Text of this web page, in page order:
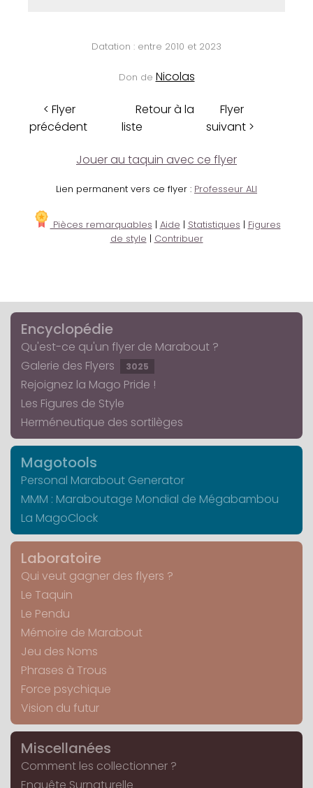
Datation : entre 2010 et 2023
Don de Nicolas
< Flyer
précédent
Retour à la
liste
Flyer
suivant >
Jouer au taquin avec ce flyer
Lien permanent vers ce flyer : Professeur ALI
Pièces remarquables | Aide | Statistiques | Figures
de style | Contribuer
Encyclopédie
Qu'est-ce qu'un flyer de Marabout ?
Galerie des Flyers
3025
Rejoignez la Mago Pride !
Les Figures de Style
Herméneutique des sortilèges
Magotools
Personal Marabout Generator
MMM : Maraboutage Mondial de Mégabambou
La MagoClock
Laboratoire
Qui veut gagner des flyers ?
Le Taquin
Le Pendu
Mémoire de Marabout
Jeu des Noms
Phrases à Trous
Force psychique
Vision du futur
Miscellanées
Comment les collectionner ?
Enquête Surnaturelle